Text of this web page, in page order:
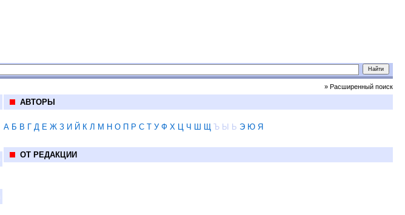
» Расширенный поиск
АВТОРЫ
А Б В Г Д Е Ж З И Й К Л М Н О П Р С Т У Ф Х Ц Ч Ш Щ Ъ Ы Ь Э Ю Я
ОТ РЕДАКЦИИ